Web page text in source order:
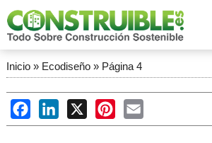
Inicio» Ecodiseño» Página 4
FacebookLinkedIn
X PinterestEmail